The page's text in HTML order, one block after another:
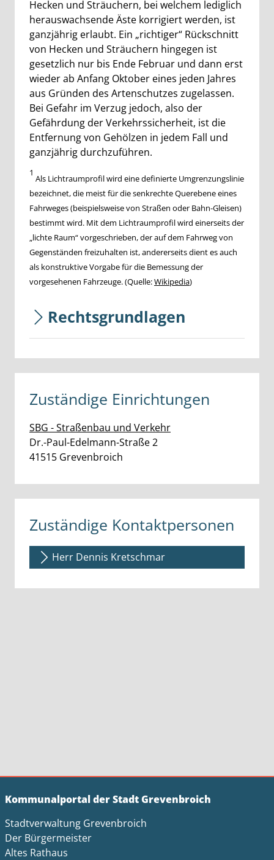
Hecken und Sträuchern, bei welchem lediglich
herauswachsende Äste korrigiert werden, ist
ganzjährig erlaubt. Ein „richtiger“ Rückschnitt
von Hecken und Sträuchern hingegen ist
gesetzlich nur bis Ende Februar und dann erst
wieder ab Anfang Oktober eines jeden Jahres
aus Gründen des Artenschutzes zugelassen.
Bei Gefahr im Verzug jedoch, also der
Gefährdung der Verkehrssicherheit, ist die
Entfernung von Gehölzen in jedem Fall und
ganzjährig durchzuführen.
1
Als Lichtraumprofil wird eine definierte Umgrenzungslinie
bezeichnet, die meist für die senkrechte Querebene eines
Fahrweges (beispielsweise von Straßen oder Bahn-Gleisen)
bestimmt wird. Mit dem Lichtraumprofil wird einerseits der
„lichte Raum“ vorgeschrieben, der auf dem Fahrweg von
Gegenständen freizuhalten ist, andererseits dient es auch
als konstruktive Vorgabe für die Bemessung der
vorgesehenen Fahrzeuge. (Quelle:Wikipedia)
Rechtsgrundlagen
Zuständige Einrichtungen
SBG - Straßenbau und Verkehr
Straße:
Dr.-Paul-Edelmann-Straße Hausnummer:
2
PLZ:
41515 Ort:
Grevenbroich
Zuständige Kontaktpersonen
Herr Dennis Kretschmar
Kommunalportal der Stadt Grevenbroich
Stadtverwaltung Grevenbroich
Der Bürgermeister
Altes Rathaus